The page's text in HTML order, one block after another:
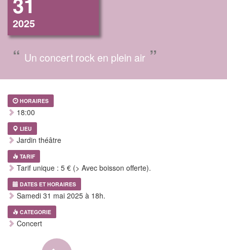
2025
“ Un concert rock en plein air ”
HORAIRES
18:00
LIEU
Jardin théâtre
TARIF
Tarif unique : 5 € (> Avec boisson offerte).
DATES ET HORAIRES
Samedi 31 mai 2025 à 18h.
CATEGORIE
Concert